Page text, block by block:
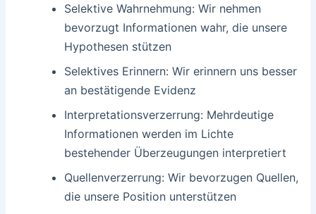
Selektive Wahrnehmung: Wir nehmen
bevorzugt Informationen wahr, die unsere
Hypothesen stützen
Selektives Erinnern: Wir erinnern uns besser
an bestätigende Evidenz
Interpretationsverzerrung: Mehrdeutige
Informationen werden im Lichte
bestehender Überzeugungen interpretiert
Quellenverzerrung: Wir bevorzugen Quellen,
die unsere Position unterstützen